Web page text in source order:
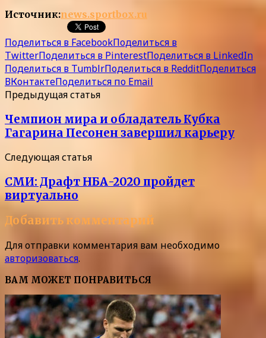
Источник:news.sportbox.ru
Поделиться в FacebookПоделиться в
TwitterПоделиться в PinterestПоделиться в LinkedIn
Поделиться в TumblrПоделиться в RedditПоделиться
ВКонтактеПоделиться по Email
Предыдущая статья
Чемпион мира и обладатель Кубка
Гагарина Песонен завершил карьеру
Следующая статья
СМИ: Драфт НБА-2020 пройдет
виртуально
Добавить комментарий
Для отправки комментария вам необходимо
авторизоваться.
ВАМ МОЖЕТ ПОНРАВИТЬСЯ